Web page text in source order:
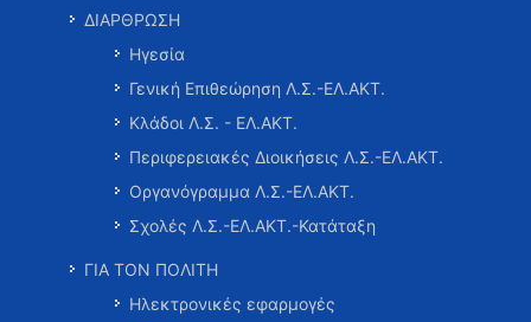
ΔΙΑΡΘΡΩΣΗ
Ηγεσία
Γενική Επιθεώρηση Λ.Σ.-ΕΛ.ΑΚΤ.
Κλάδοι Λ.Σ. - ΕΛ.ΑΚΤ.
Περιφερειακές Διοικήσεις Λ.Σ.-ΕΛ.ΑΚΤ.
Οργανόγραμμα Λ.Σ.-ΕΛ.ΑΚΤ.
Σχολές Λ.Σ.-ΕΛ.ΑΚΤ.-Κατάταξη
ΓΙΑ ΤΟΝ ΠΟΛΙΤΗ
Ηλεκτρονικές εφαρμογές